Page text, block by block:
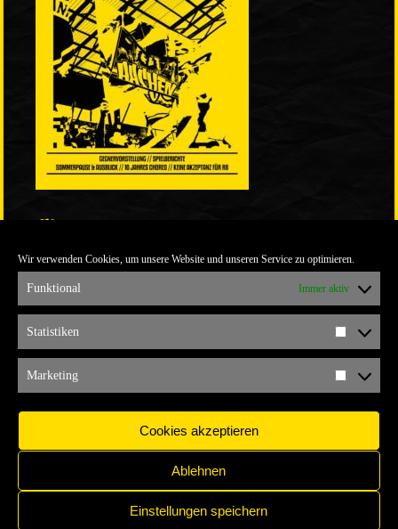
Wir verwenden Cookies, um unsere Website und unseren Service zu optimieren.
Funktional Immer aktiv
Statistiken
Marketing
Cookies akzeptieren
Ablehnen
Einstellungen speichern
ULTRABLOG DER YELLOW CONNECTION
ALEMANNIA VERKAUFT MAN NICHT
ARCHIV
ARCHIV
IMPRESSUM